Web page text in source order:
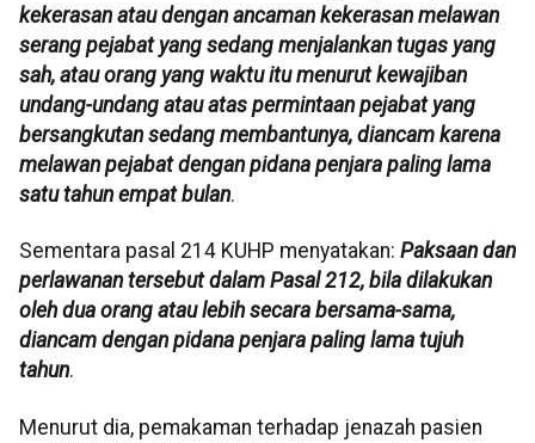
kekerasan atau dengan ancaman kekerasan melawan
serang pejabat yang sedang menjalankan tugas yang
sah, atau orang yang waktu itu menurut kewajiban
undang-undang atau atas permintaan pejabat yang
bersangkutan sedang membantunya, diancam karena
melawan pejabat dengan pidana penjara paling lama
satu tahun empat bulan.
Sementara pasal 214 KUHP menyatakan: Paksaan dan
perlawanan tersebut dalam Pasal 212, bila dilakukan
oleh dua orang atau lebih secara bersama-sama,
diancam dengan pidana penjara paling lama tujuh
tahun.
Menurut dia, pemakaman terhadap jenazah pasien